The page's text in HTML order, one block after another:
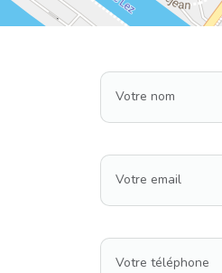
Votre nom
Votre email
Votre téléphone